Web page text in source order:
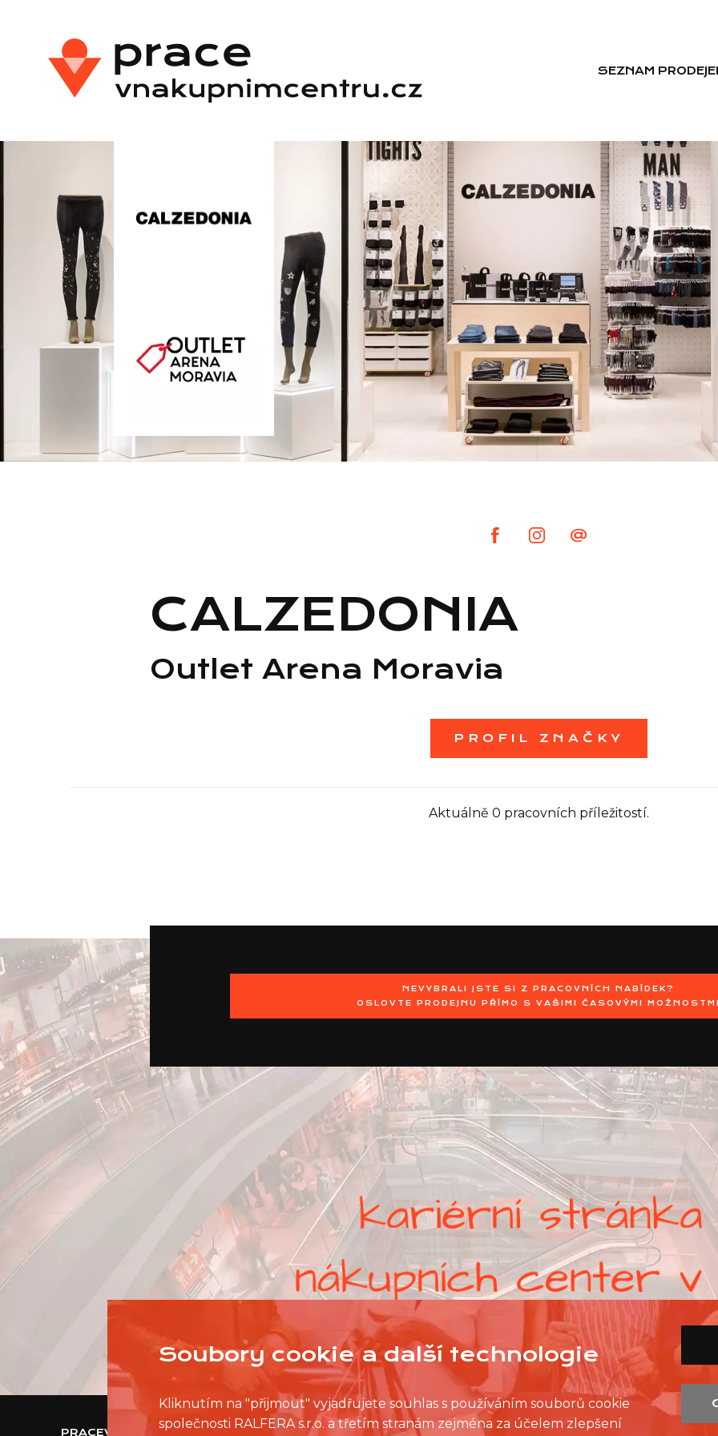
SEZNAM
CALZEDONIA
Outlet Arena Moravia
PROFIL ZNAČKY
Aktuálně 0 pracovních příležitostí.
NEVYBRALI JSTE SI Z PRACOVNÍCH NABÍDEK?
OSLOVTE PRODEJNU PŘÍMO S VAŠIMI ČASOVÝMI
PRACEVNAKUPNIMCENTRU.CZ SEZNAM PRODEJEN SEZNAM NC
Soubory cookie a další technologie
Kliknutím na "přijmout" vyjadřujete souhlas s používáním souborů cookie
společnosti RALFERA s.r.o. a třetím stranám zejména za účelem zlepšení